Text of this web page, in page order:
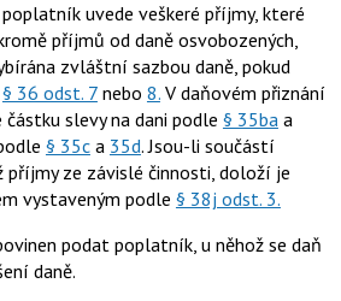
uvede veškeré příjmy, které
příjmů od daně osvobozených,
zvláštní sazbou daně, pokud
§ 36 odst. 7nebo 8.V daňovém přiznání
slevy na dani podle § 35baa
§ 35ca 35d. Jsou-li součástí
ze závislé činnosti, doloží je
vystaveným podle § 38j odst. 3.
podat poplatník, u něhož se daň
daně.